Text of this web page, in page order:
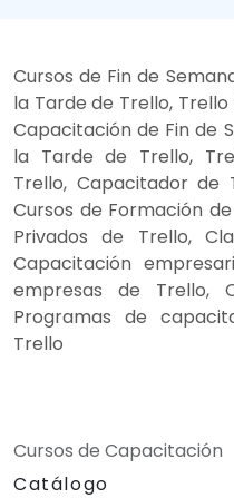
Cursos de Fin de
la Tarde de Trello,
Capacitación de Fin de
la Tarde de Trello,
Trello, Capacitador de
Cursos de Formación
Privados de Trello,
Capacitación
empresas de Trello,
Programas de
Trello
Cursos de Capacitación
Catálogo